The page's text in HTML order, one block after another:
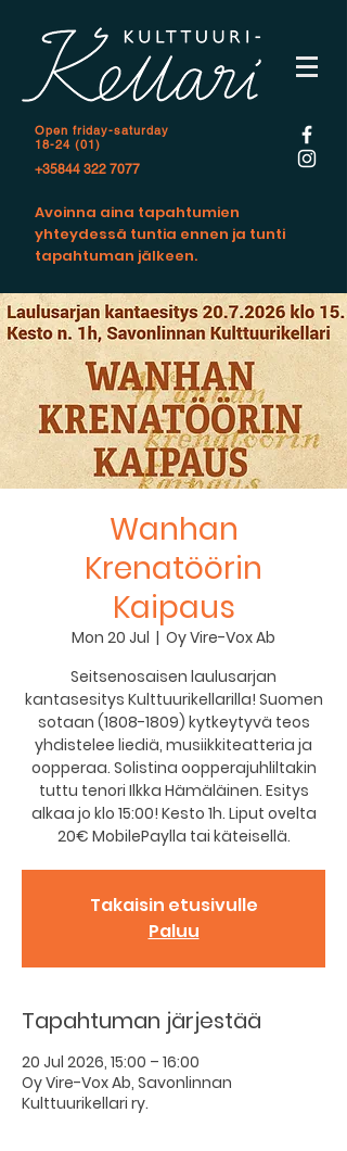
Open friday-saturday
18-24 (01)
+35844 322 7077
Avoinna aina tapahtumien
yhteydessä tuntia ennen ja tunti
tapahtuman jälkeen.
Wanhan
Krenatöörin
Kaipaus
Mon 20 Jul
  |
Oy Vire-Vox Ab
Seitsenosaisen laulusarjan
kantasesitys Kulttuurikellarilla! Suomen
sotaan (1808-1809) kytkeytyvä teos
yhdistelee liediä, musiikkiteatteria ja
oopperaa. Solistina oopperajuhliltakin
tuttu tenori Ilkka Hämäläinen. Esitys
alkaa jo klo 15:00! Kesto 1h. Liput ovelta
20€ MobilePaylla tai käteisellä.
Takaisin etusivulle
Paluu
Tapahtuman järjestää
20 Jul 2026, 15:00 – 16:00
Oy Vire-Vox Ab, Savonlinnan
Kulttuurikellari ry.